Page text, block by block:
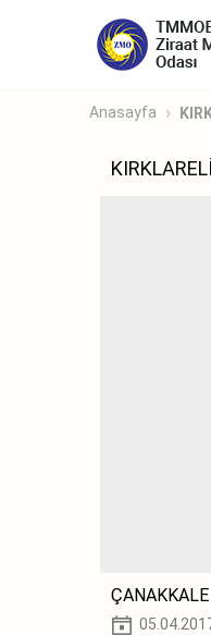
Anasayfa
ÇANAKKALE